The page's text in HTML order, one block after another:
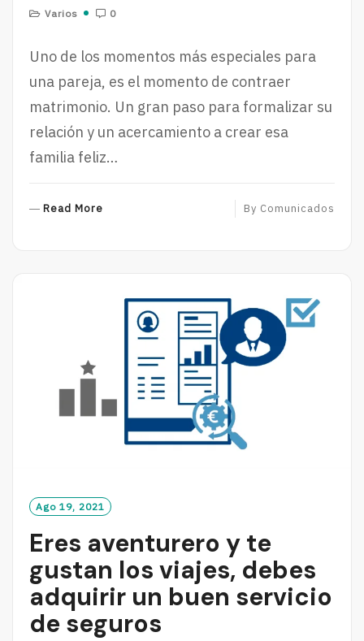
Varios 0
Uno de los momentos más especiales para
una pareja, es el momento de contraer
matrimonio. Un gran paso para formalizar su
relación y un acercamiento a crear esa
familia feliz…
Read More By Comunicados
Ago 19, 2021
Eres aventurero y te
gustan los viajes, debes
adquirir un buen servicio
de seguros